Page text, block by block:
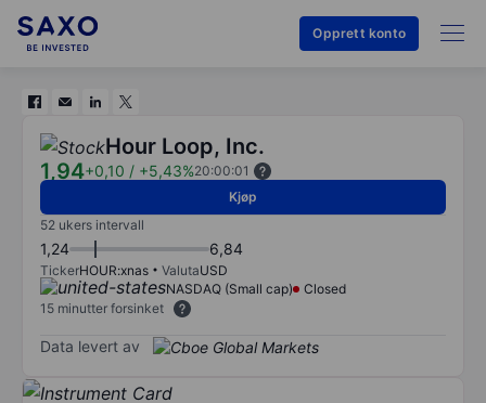
Opprett konto
Hour Loop, Inc.
1,94+0,10 / +5,43%20:00:01
Kjøp
52 ukers intervall
1,24 6,84
TickerHOUR:xnas ValutaUSD
NASDAQ (Small cap)
Closed
15 minutter forsinket
Data levert av